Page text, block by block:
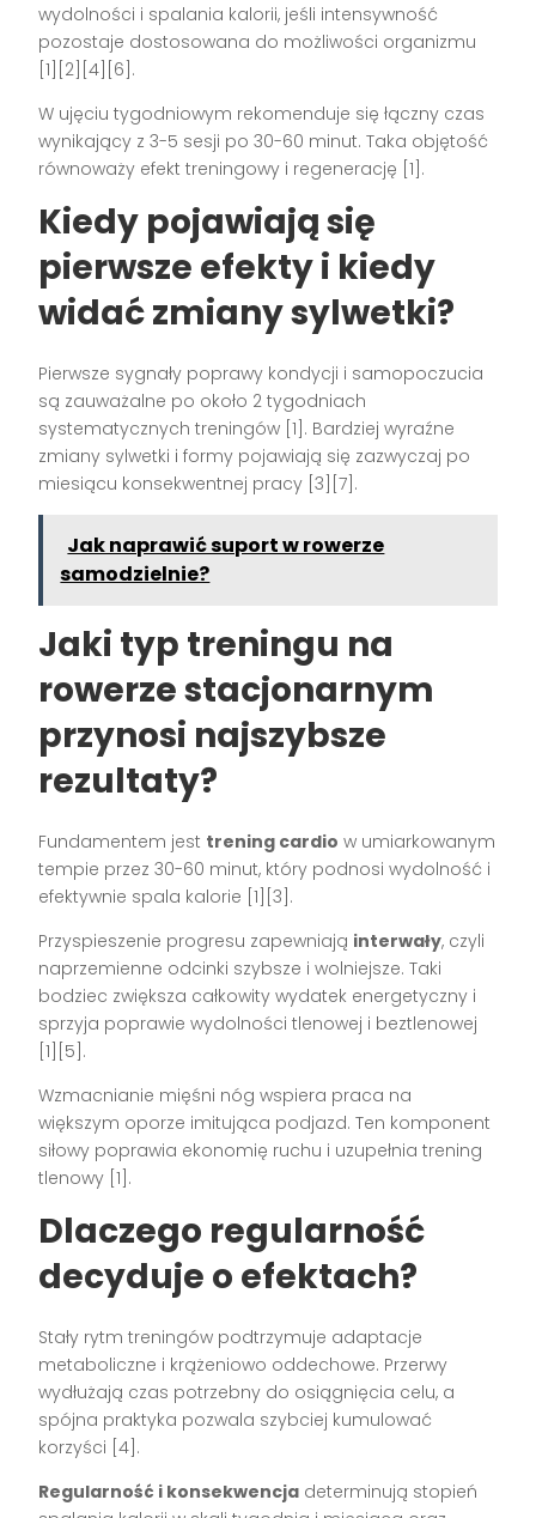
wydolności i spalania kalorii, jeśli intensywność
pozostaje dostosowana do możliwości organizmu
[1][2][4][6].
W ujęciu tygodniowym rekomenduje się łączny czas
wynikający z 3-5 sesji po 30-60 minut. Taka objętość
równoważy efekt treningowy i regenerację [1].
Kiedy pojawiają się
pierwsze efekty i kiedy
widać zmiany sylwetki?
Pierwsze sygnały poprawy kondycji i samopoczucia
są zauważalne po około 2 tygodniach
systematycznych treningów [1]. Bardziej wyraźne
zmiany sylwetki i formy pojawiają się zazwyczaj po
miesiącu konsekwentnej pracy [3][7].
Jak naprawić suport w rowerze
samodzielnie?
Jaki typ treningu na
rowerze stacjonarnym
przynosi najszybsze
rezultaty?
Fundamentem jest trening cardio w umiarkowanym
tempie przez 30-60 minut, który podnosi wydolność i
efektywnie spala kalorie [1][3].
Przyspieszenie progresu zapewniają interwały, czyli
naprzemienne odcinki szybsze i wolniejsze. Taki
bodziec zwiększa całkowity wydatek energetyczny i
sprzyja poprawie wydolności tlenowej i beztlenowej
[1][5].
Wzmacnianie mięśni nóg wspiera praca na
większym oporze imitująca podjazd. Ten komponent
siłowy poprawia ekonomię ruchu i uzupełnia trening
tlenowy [1].
Dlaczego regularność
decyduje o efektach?
Stały rytm treningów podtrzymuje adaptacje
metaboliczne i krążeniowo oddechowe. Przerwy
wydłużają czas potrzebny do osiągnięcia celu, a
spójna praktyka pozwala szybciej kumulować
korzyści [4].
Regularność i konsekwencja determinują stopień